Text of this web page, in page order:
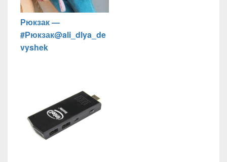
Рюкзак —
#Рюкзак@ali_dlya_de
vyshek